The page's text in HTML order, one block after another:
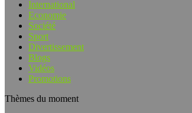
International
Economie
Société
Sport
Divertissement
Blogs
Vidéos
Promotions
Thèmes du moment